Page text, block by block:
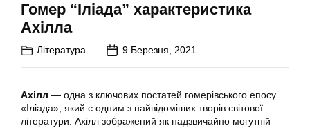
Гомер “Іліада” характеристика
Ахілла
Література 9 Березня, 2021
Ахілл — одна з ключових постатей гомерівського епосу
«Іліада», який є одним з найвідоміших творів світової
літератури. Ахілл зображений як надзвичайно могутній